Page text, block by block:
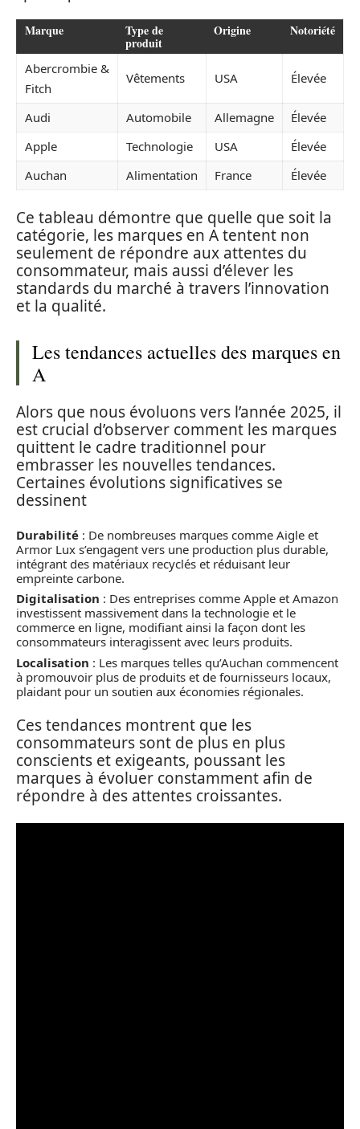
Marque Type de
produit
Origine Notoriété
Abercrombie &
Fitch
Vêtements USA Élevée
Audi Automobile Allemagne
Élevée
Apple
Technologie USA
Élevée
Auchan
Alimentation France Élevée
Ce tableau démontre que quelle que soit la
catégorie, les marques en A tentent non
seulement de répondre aux attentes du
consommateur, mais aussi d’élever les
standards du marché à travers l’innovation
et la qualité.
Les tendances actuelles des marques en
A
Alors que nous évoluons vers l’année 2025, il
est crucial d’observer comment les marques
quittent le cadre traditionnel pour
embrasser les nouvelles tendances.
Certaines évolutions significatives se
dessinent
Durabilité : De nombreuses marques comme Aigle et
Armor Lux s’engagent vers une production plus durable,
intégrant des matériaux recyclés et réduisant leur
empreinte carbone.
Digitalisation : Des entreprises comme Apple et Amazon
investissent massivement dans la technologie et le
commerce en ligne, modifiant ainsi la façon dont les
consommateurs interagissent avec leurs produits.
Localisation : Les marques telles qu’Auchan commencent
à promouvoir plus de produits et de fournisseurs locaux,
plaidant pour un soutien aux économies régionales.
Ces tendances montrent que les
consommateurs sont de plus en plus
conscients et exigeants, poussant les
marques à évoluer constamment afin de
répondre à des attentes croissantes.